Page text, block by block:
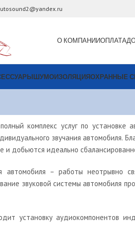
О КОМПАНИИОПЛАТА
ШУМОИЗОЛЯЦИЯОХРАННЫЕ
комплекс услуг по
звучания автомобиля.
и добьются идеально
автомобиля – работы неотрывно
звуковой системы автомобиля
установку аудиокомпонентов